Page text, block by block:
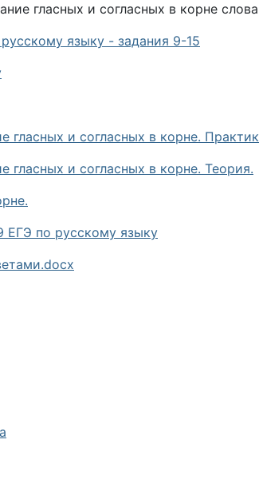
гласных и согласных в корне
языку - задания 9-15
и согласных в корне.
и согласных в корне. Теория.
ЕГЭ по русскому языку